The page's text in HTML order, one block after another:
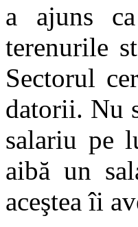
a ajuns
terenurile
Sectorul
datorii. Nu
salariu pe
aibă un
aceştea îi